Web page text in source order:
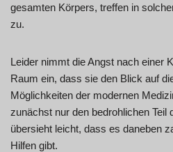
gesamten Körpers, treffen in
zu.
Leider nimmt die Angst nach einer
Raum ein, dass sie den Blick auf
Möglichkeiten der modernen
zunächst nur den bedrohlichen Teil
übersieht leicht, dass es daneben
Hilfen gibt.